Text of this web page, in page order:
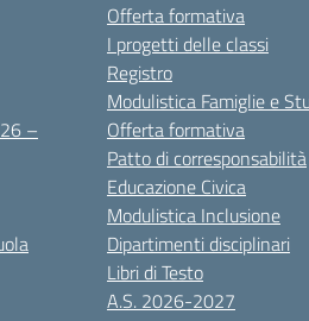
–
Offerta formativa
I progetti delle classi
Registro
Modulistica Famiglie e
Offerta formativa
Patto di corresponsabilità
Educazione Civica
Modulistica Inclusione
Dipartimenti disciplinari
Libri di Testo
A.S. 2026-2027